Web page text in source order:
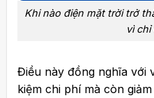
Khi nào điện mặt trời trở
vì chỉ
Điều này đồng nghĩa với
kiệm chi phí mà còn